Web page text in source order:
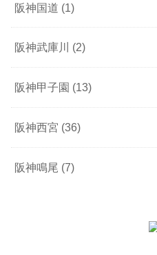
阪神国道 (1)
阪神武庫川 (2)
阪神甲子園 (13)
阪神西宮 (36)
阪神鳴尾 (7)